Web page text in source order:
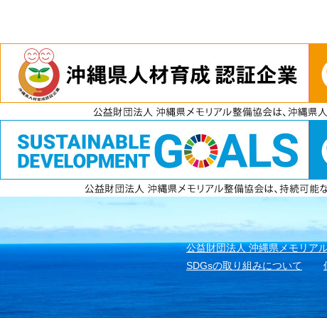
公益財団法人 沖縄県メモリア
SDGsの取り組みについて
電話
資料請求
無料見積もり